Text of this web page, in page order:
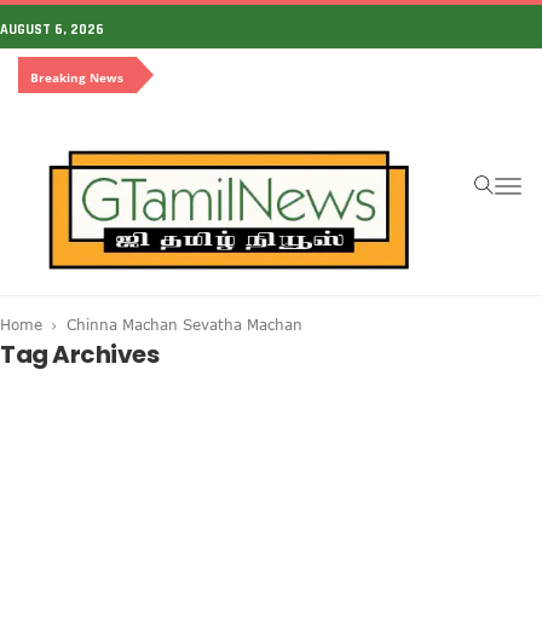
AUGUST 6, 2026
Breaking News
Home Chinna Machan Sevatha Machan
Tag Archives